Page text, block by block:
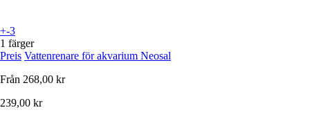
+-3
1 färger
Preis Vattenrenare för akvarium Neosal
Från 268,00 kr
239,00 kr